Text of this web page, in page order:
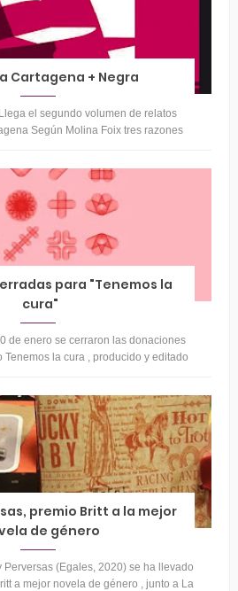
Cartagena + Negra
el segundo volumen de relatos
Según Molina Foix tres razones
para "Tenemos la
cura"
de enero se cerraron las donaciones
la cura , producido y editado
premio Britt a la mejor
de género
Perversas (Egales, 2020) se ha llevado
a mejor novela de género , junto a La